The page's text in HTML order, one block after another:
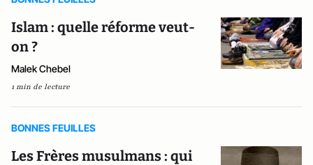
Islam : quelle réforme veut-
on ?
Malek Chebel
1 min de lecture
BONNES FEUILLES
Les Frères musulmans : qui